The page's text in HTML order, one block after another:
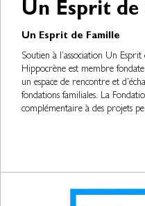
Un Esprit de
Un Esprit de Famille
Soutien à l’association Un
Hippocrène est membre
un espace de rencontre et
fondations familiales. La
complémentaire à des projets